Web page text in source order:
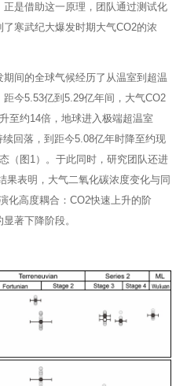
是借助这一原理，团队通过测试化
寒武纪大爆发时期大气CO2的浓
间的全球气候经历了从温室到超温
今5.53亿到5.29亿年间，大气CO2
至约14倍，地球进入极端超温室
回落，到距今5.08亿年时降至约现
（图1）。于此同时，研究团队还进
果表明，大气二氧化碳浓度变化与同
化高度耦合：CO2快速上升的阶
著下降阶段。